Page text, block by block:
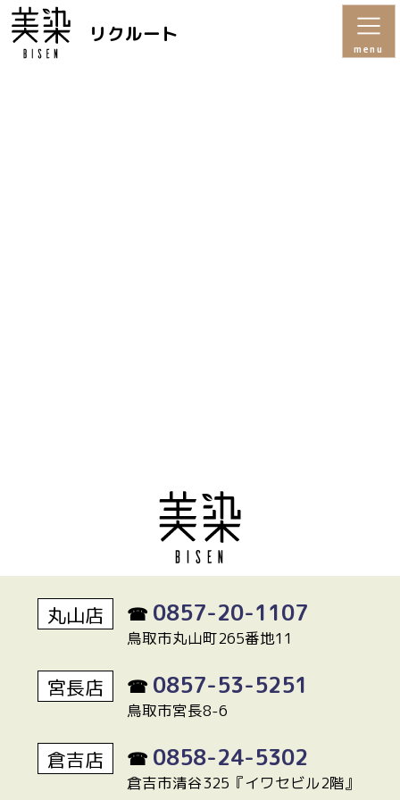
リクルート
menu
丸山店 ☎ 0857-20-1107
鳥取市丸山町265番地11
宮長店 ☎ 0857-53-5251
鳥取市宮長8-6
倉吉店 ☎ 0858-24-5302
倉吉市清谷325『イワセビル2階』